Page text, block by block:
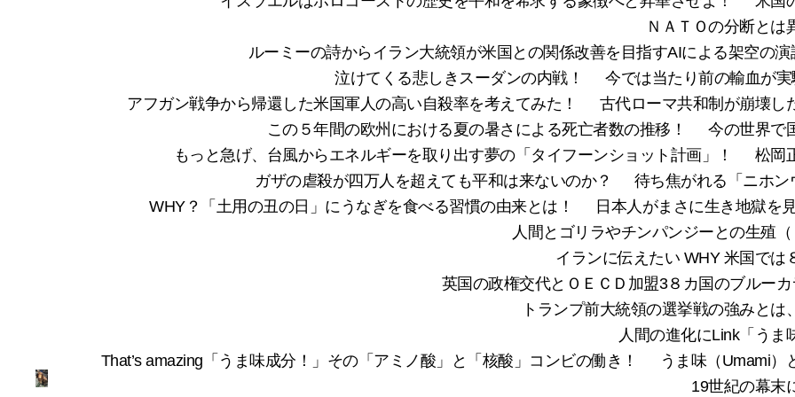
ＮＡＴＯの分断とは
ルーミーの詩からイラン大統領が米国との関係改善を目指すAIによる架空の演
泣けてくる悲しきスーダンの内戦！
今では当たり前の輸血が
アフガン戦争から帰還した米国軍人の高い自殺率を考えてみた！
古代ローマ共和制が崩壊し
この５年間の欧州における夏の暑さによる死亡者数の推移！
今の世界で
もっと急げ、台風からエネルギーを取り出す夢の「タイフーンショット計画」！
松岡
ガザの虐殺が四万人を超えても平和は来ないのか？
待ち焦がれる「ニホ
WHY？「土用の丑の日」にうなぎを食べる習慣の由来とは！
日本人がまさに生き地獄を
人間とゴリラやチンパンジーとの生殖
イランに伝えたい WHY 米国で
英国の政権交代とＯＥＣＤ加盟3８カ国のブルー
トランプ前大統領の選挙戦の強みと
人間の進化にLink「うま
That’s amazing「うま味成分！」その「アミノ酸」と「核酸」コンビの働き！
うま味（Umami）
19世紀の幕末